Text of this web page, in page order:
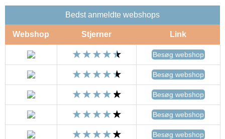
Bedst anmeldte webshops
Webshop Stjerner Link
Besøg webshop
Besøg webshop
Besøg webshop
Besøg webshop
Besøg webshop